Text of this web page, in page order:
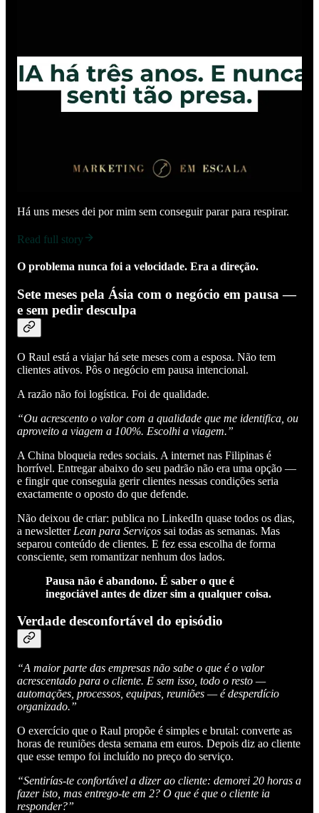
Há uns meses dei por mim sem conseguir parar para respirar.
Read full story
O problema nunca foi a velocidade. Era a direção.
Sete meses pela Ásia com o negócio em pausa —
e sem pedir desculpa
O Raul está a viajar há sete meses com a esposa. Não tem
clientes ativos. Pôs o negócio em pausa intencional.
A razão não foi logística. Foi de qualidade.
“Ou acrescento o valor com a qualidade que me identifica, ou
aproveito a viagem a 100%. Escolhi a viagem.”
A China bloqueia redes sociais. A internet nas Filipinas é
horrível. Entregar abaixo do seu padrão não era uma opção —
e fingir que conseguia gerir clientes nessas condições seria
exactamente o oposto do que defende.
Não deixou de criar: publica no LinkedIn quase todos os dias,
a newsletter Lean para Serviços sai todas as semanas. Mas
separou conteúdo de clientes. E fez essa escolha de forma
consciente, sem romantizar nenhum dos lados.
Pausa não é abandono. É saber o que é
inegociável antes de dizer sim a qualquer coisa.
Verdade desconfortável do episódio
“A maior parte das empresas não sabe o que é o valor
acrescentado para o cliente. E sem isso, todo o resto —
automações, processos, equipas, reuniões — é desperdício
organizado.”
O exercício que o Raul propõe é simples e brutal: converte as
horas de reuniões desta semana em euros. Depois diz ao cliente
que esse tempo foi incluído no preço do serviço.
“Sentirías-te confortável a dizer ao cliente: demorei 20 horas a
fazer isto, mas entrego-te em 2? O que é que o cliente ia
responder?”